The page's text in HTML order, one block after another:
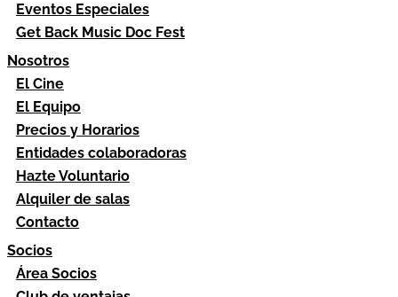
Eventos Especiales
Get Back Music Doc Fest
Nosotros
El Cine
El Equipo
Precios y Horarios
Entidades colaboradoras
Hazte Voluntario
Alquiler de salas
Contacto
Socios
Área Socios